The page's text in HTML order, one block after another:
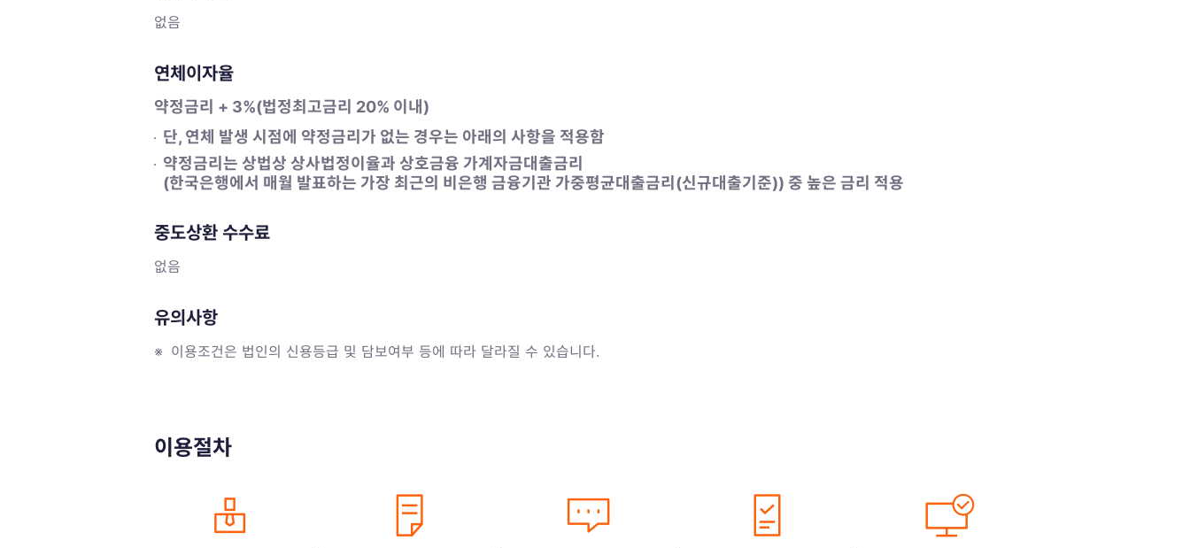
없음
연체이자율
약정금리 + 3%(법정최고금리 20% 이내)
단, 연체 발생 시점에 약정금리가 없는 경우는 아래의 사항을 적용함
약정금리는 상법상 상사법정이율과 상호금융 가계자금대출금리
(한국은행에서 매월 발표하는 가장 최근의 비은행 금융기관 가중평균대출금리(신규대출기준)) 중 높은 금리 적용
중도상환 수수료
없음
유의사항
※ 이용조건은 법인의 신용등급 및 담보여부 등에 따라 달라질 수 있습니다.
이용절차